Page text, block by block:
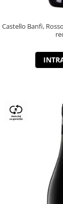
Castello Banfi,